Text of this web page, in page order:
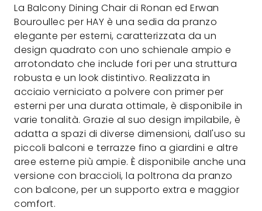
La Balcony Dining Chair di Ronan ed Erwan
Bouroullec per HAY è una sedia da pranzo
elegante per esterni, caratterizzata da un
design quadrato con uno schienale ampio e
arrotondato che include fori per una struttura
robusta e un look distintivo. Realizzata in
acciaio verniciato a polvere con primer per
esterni per una durata ottimale, è disponibile in
varie tonalità. Grazie al suo design impilabile, è
adatta a spazi di diverse dimensioni, dall'uso su
piccoli balconi e terrazze fino a giardini e altre
aree esterne più ampie. È disponibile anche una
versione con braccioli, la poltrona da pranzo
con balcone, per un supporto extra e maggior
comfort.